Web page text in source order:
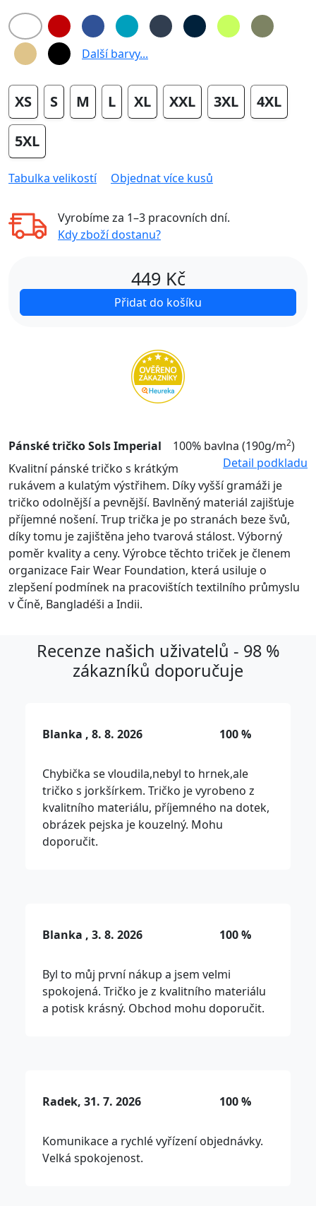
Další barvy...
XS S M L XL XXL 3XL 4XL
5XL
Tabulka velikostí Objednat více kusů
Vyrobíme za 1–3 pracovních dní.
Kdy zboží dostanu?
449 Kč
Přidat do košíku
Pánské tričko Sols Imperial 100% bavlna (190g/m2)
Detail podkladu
Kvalitní pánské tričko s krátkým
rukávem a kulatým výstřihem. Díky vyšší gramáži je
tričko odolnější a pevnější. Bavlněný materiál zajišťuje
příjemné nošení. Trup trička je po stranách beze švů,
díky tomu je zajištěna jeho tvarová stálost. Výborný
poměr kvality a ceny. Výrobce těchto triček je členem
organizace Fair Wear Foundation, která usiluje o
zlepšení podmínek na pracovištích textilního průmyslu
v Číně, Bangladéši a Indii.
Recenze našich uživatelů - 98 %
zákazníků doporučuje
Blanka , 8. 8. 2026 100 %
Chybička se vloudila,nebyl to hrnek,ale
tričko s jorkšírkem. Tričko je vyrobeno z
kvalitního materiálu, příjemného na dotek,
obrázek pejska je kouzelný. Mohu
doporučit.
Blanka , 3. 8. 2026 100 %
Byl to můj první nákup a jsem velmi
spokojená. Tričko je z kvalitního materiálu
a potisk krásný. Obchod mohu doporučit.
Radek, 31. 7. 2026 100 %
Komunikace a rychlé vyřízení objednávky.
Velká spokojenost.